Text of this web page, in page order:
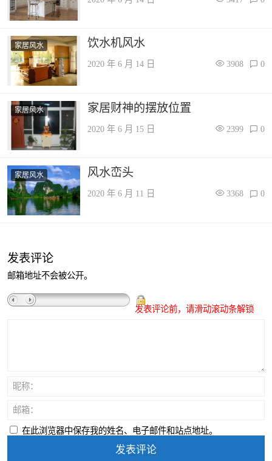
家居风水 饮水机风水
2020 年 6 月 14 日 3908 0
家居风水 家居财神的摆放位置
2020 年 6 月 15 日 2399 0
家居风水 风水峦头
2020 年 6 月 11 日 3368 0
发表评论
邮箱地址不会被公开。
发表评论前，请滑动滚动条解锁
昵称：
邮箱：
在此浏览器中保存我的姓名、电子邮件和站点地址。